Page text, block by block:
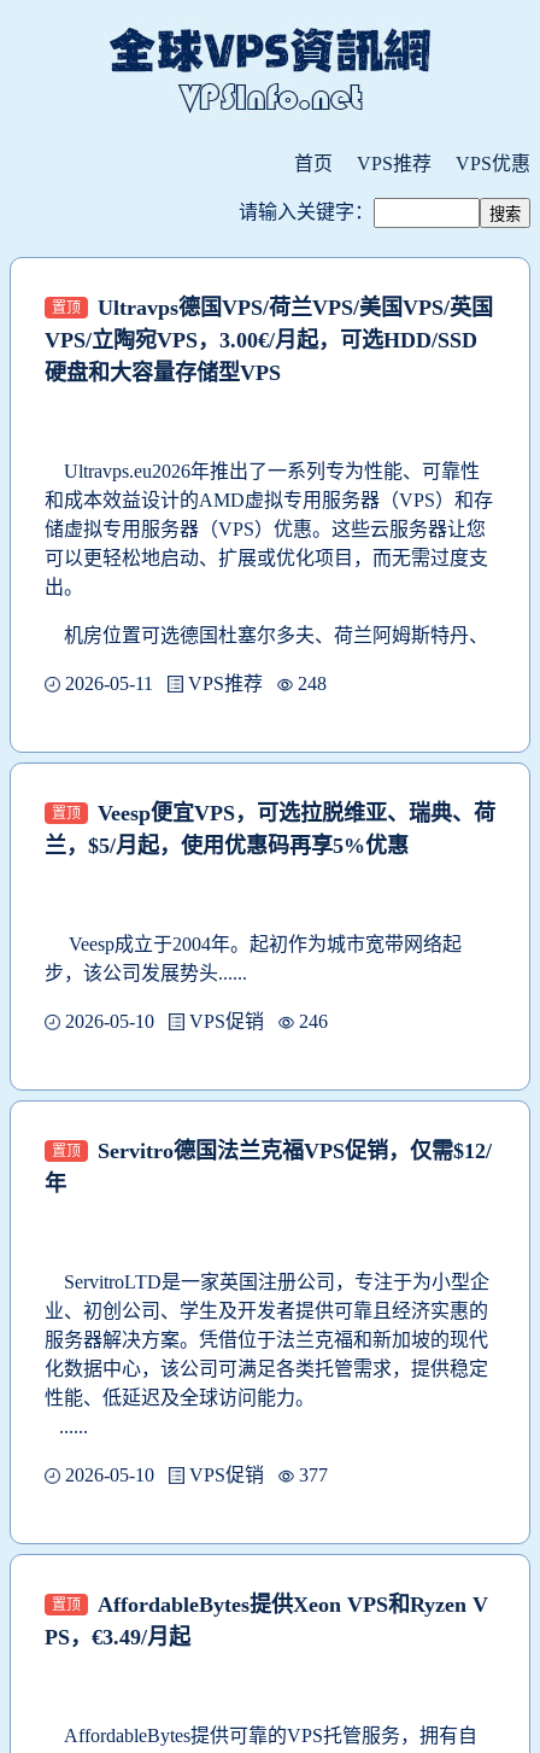
首页 VPS推荐 VPS优惠
请输入关键字：
置顶
Ultravps德国VPS/荷兰VPS/美国VPS/英国
VPS/立陶宛VPS，3.00€/月起，可选HDD/SSD
硬盘和大容量存储型VPS
Ultravps.eu2026年推出了一系列专为性能、可靠性
和成本效益设计的AMD虚拟专用服务器（VPS）和存
储虚拟专用服务器（VPS）优惠。这些云服务器让您
可以更轻松地启动、扩展或优化项目，而无需过度支
出。
机房位置可选德国杜塞尔多夫、 荷兰阿姆斯特丹、
2026-05-11 VPS推荐 248
置顶
Veesp便宜VPS，可选拉脱维亚、瑞典、荷
兰，$5/月起，使用优惠码再享5%优惠
Veesp成立于2004年。起初作为城市宽带网络起
步，该公司发展势头......
2026-05-10 VPS促销 246
置顶
Servitro德国法兰克福VPS促销，仅需$12/
年
ServitroLTD是一家英国注册公司，专注于为小型企
业、初创公司、学生及开发者提供可靠且经济实惠的
服务器解决方案。凭借位于法兰克福和新加坡的现代
化数据中心，该公司可满足各类托管需求，提供稳定
性能、低延迟及全球访问能力。
......
2026-05-10 VPS促销 377
置顶
AffordableBytes提供Xeon VPS和Ryzen V
PS，€3.49/月起
AffordableBytes提供可靠的VPS托管服务，拥有自